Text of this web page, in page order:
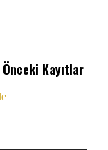
Önceki Kayıtlar